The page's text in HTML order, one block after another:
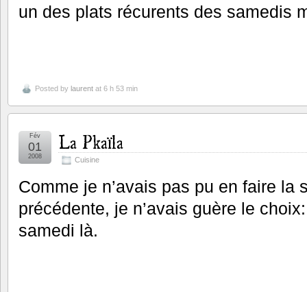
un des plats récurents des samedis
Posted by laurent at 6 h 53 min
La Pkaïla
Cuisine
Fév
01
2008
Comme je n’avais pas pu en faire la
précédente, je n’avais guère le
samedi là.